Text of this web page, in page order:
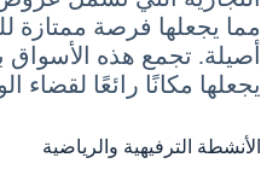
مما يجعلها فرصة ممتازة
أصيلة. تجمع هذه الأسواق
يجعلها مكانًا رائعًا لقضاء
الأنشطة الترفيهية والرياضية